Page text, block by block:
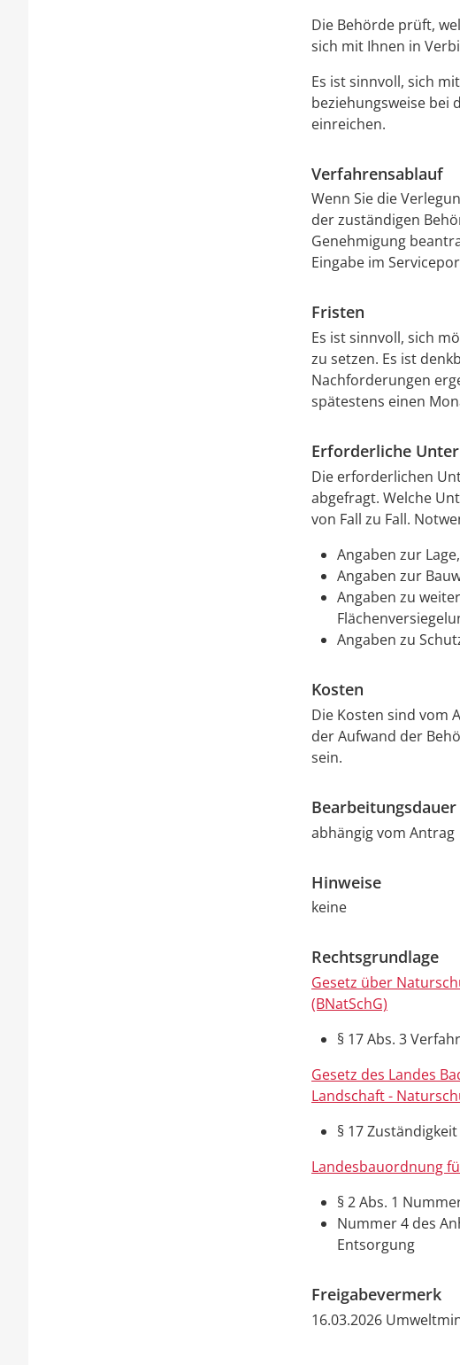
Die Behörde prüft,
sich mit Ihnen in
Es ist sinnvoll, sich
beziehungsweise bei
einreichen.
Verfahrensablauf
Wenn Sie die
der zuständigen
Genehmigung
Eingabe im
Fristen
Es ist sinnvoll, sich
zu setzen. Es ist
Nachforderungen
spätestens einen
Erforderliche
Die erforderlichen
abgefragt. Welche
von Fall zu Fall.
Angaben zur
Angaben zur
Angaben zu
Angaben zu
Kosten
Die Kosten sind vom
der Aufwand der
sein.
Bearbeitungsdauer
abhängig vom Antrag
Hinweise
keine
Rechtsgrundlage
Gesetz über
(BNatSchG)
§ 17 Abs. 3
Gesetz des Landes
Landschaft -
§ 17
Landesbauordnung
§ 2 Abs. 1
Nummer 4 des
Entsorgung
Freigabevermerk
16.03.2026